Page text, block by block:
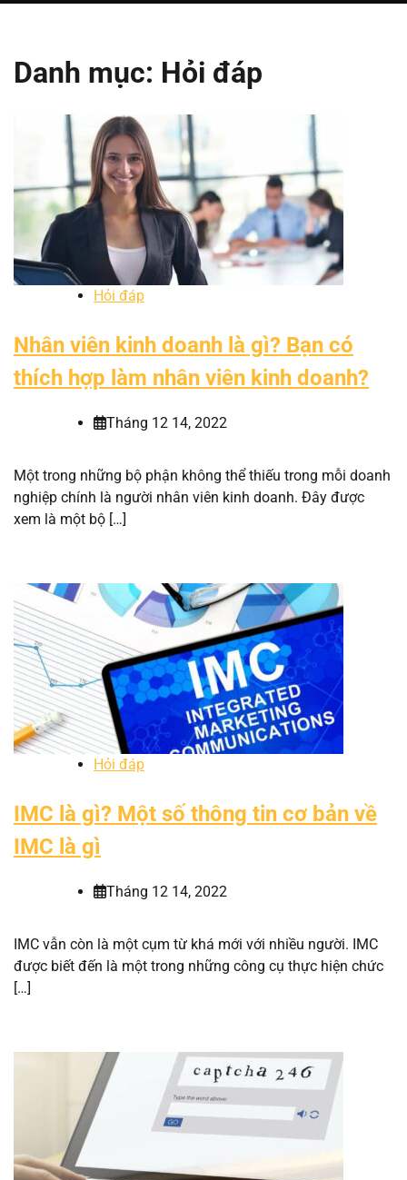
Danh mục: Hỏi đáp
Hỏi đáp
Nhân viên kinh doanh là gì? Bạn có
thích hợp làm nhân viên kinh doanh?
Tháng 12 14, 2022
Một trong những bộ phận không thể thiếu trong mỗi doanh
nghiệp chính là người nhân viên kinh doanh. Đây được
xem là một bộ […]
Hỏi đáp
IMC là gì? Một số thông tin cơ bản về
IMC là gì
Tháng 12 14, 2022
IMC vẫn còn là một cụm từ khá mới với nhiều người. IMC
được biết đến là một trong những công cụ thực hiện chức
[…]